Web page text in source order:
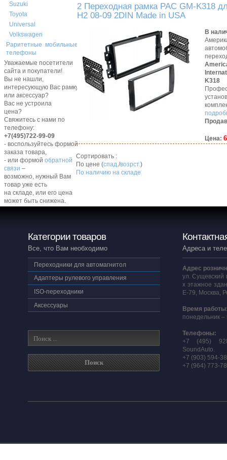
Suzuki
Toyota
Universal
Volkswagen
Раритетные мобильные
телефоны
Уважаемые посетители
сайта и покупатели!
Вы не нашли,
интересующую Вас рамку,
или аксессуар?
Вас не устроила
цена?
Свяжитесь с нами по
телефону:
+7(495)722-99-09
- воспользуйтесь формой
заказа товара,
- или формой обратной
связи –
возможно, нужный Вам
товар уже есть
на складе, или его цена
может быть снижена.
2 Переходная рамка PAC GM-K318
H2 08-09 2DIN Made in USA
В
K318
Цена:
Сортировать :
По цене (спад./возрст.)
По наличию на складе
Категории товаров
Все, что Вам необходимо
Переходники для автомагнитол
Адаптеры рулевого управления
ISO-переходники
Аксессуары
Адреса и
Адрес
ул. Сущевский
х этажное
E-79, Москва,
Время
понедельник –
Телефоны:
+7 (495)
SoundAuto.
+7 (903) 594-
+7 (964) 773-